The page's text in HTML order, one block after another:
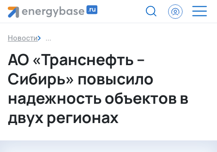
Новости АО «Транснефть – Сибирь» повысило
АО «Транснефть –
Сибирь» повысило
надежность объектов в
двух регионах